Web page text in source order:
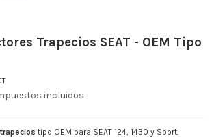
Trapecios SEAT - OEM Tipo
incluidos
tipo OEM para SEAT 124, 1430 y Sport.